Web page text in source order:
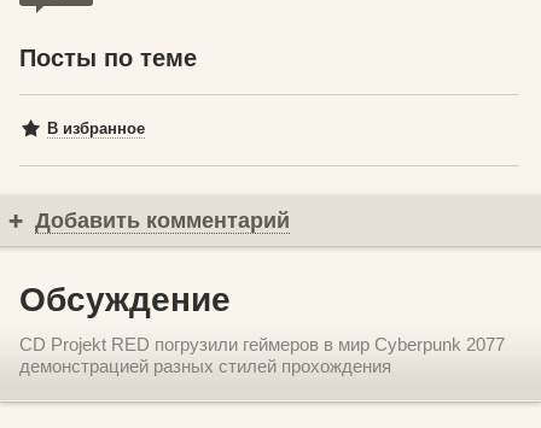
Посты по теме
В избранное
Добавить комментарий
Обсуждение
CD Projekt RED погрузили геймеров в мир Cyberpunk 2077
демонстрацией разных стилей прохождения